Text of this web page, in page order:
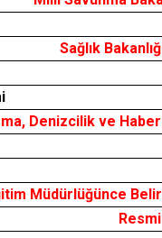
Sağlık
Denizcilik ve
Müdürlüğünce